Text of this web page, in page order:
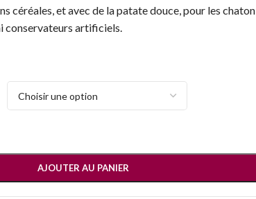
céréales, et avec de la patate douce, pour les chaton
conservateurs artificiels.
AJOUTER AU PANIER